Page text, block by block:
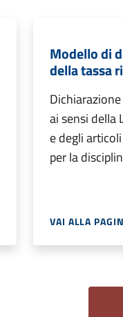
Modello di
della tassa
ai sensi della
e degli
per la
VAI ALLA